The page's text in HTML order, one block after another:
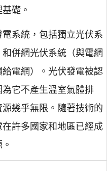
礎。
系統，包括獨立光伏系
併網光伏系統（與電網
電網）。光伏發電被認
它不產生溫室氣體排
幾乎無限。隨著技術的
許多國家和地區已經成